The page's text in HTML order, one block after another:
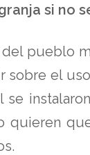
si no
pueblo
sobre el